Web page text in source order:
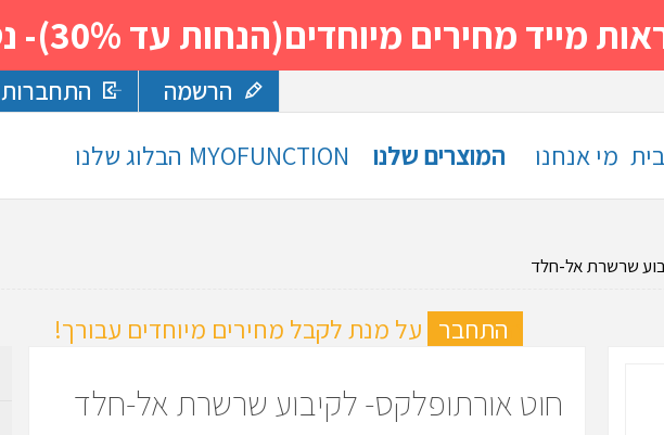
מחירים מיוחדים(הנחות עד 30%)- נסה ותהנה!
הרשמה התחברות
מי אנחנו המוצרים שלנו MYOFUNCTION הבלוג שלנו
שרשרת אל-חלד
התחבר על מנת לקבל מחירים מיוחדים עבורך!
חוט אורתופלקס- לקיבוע שרשרת אל-חלד